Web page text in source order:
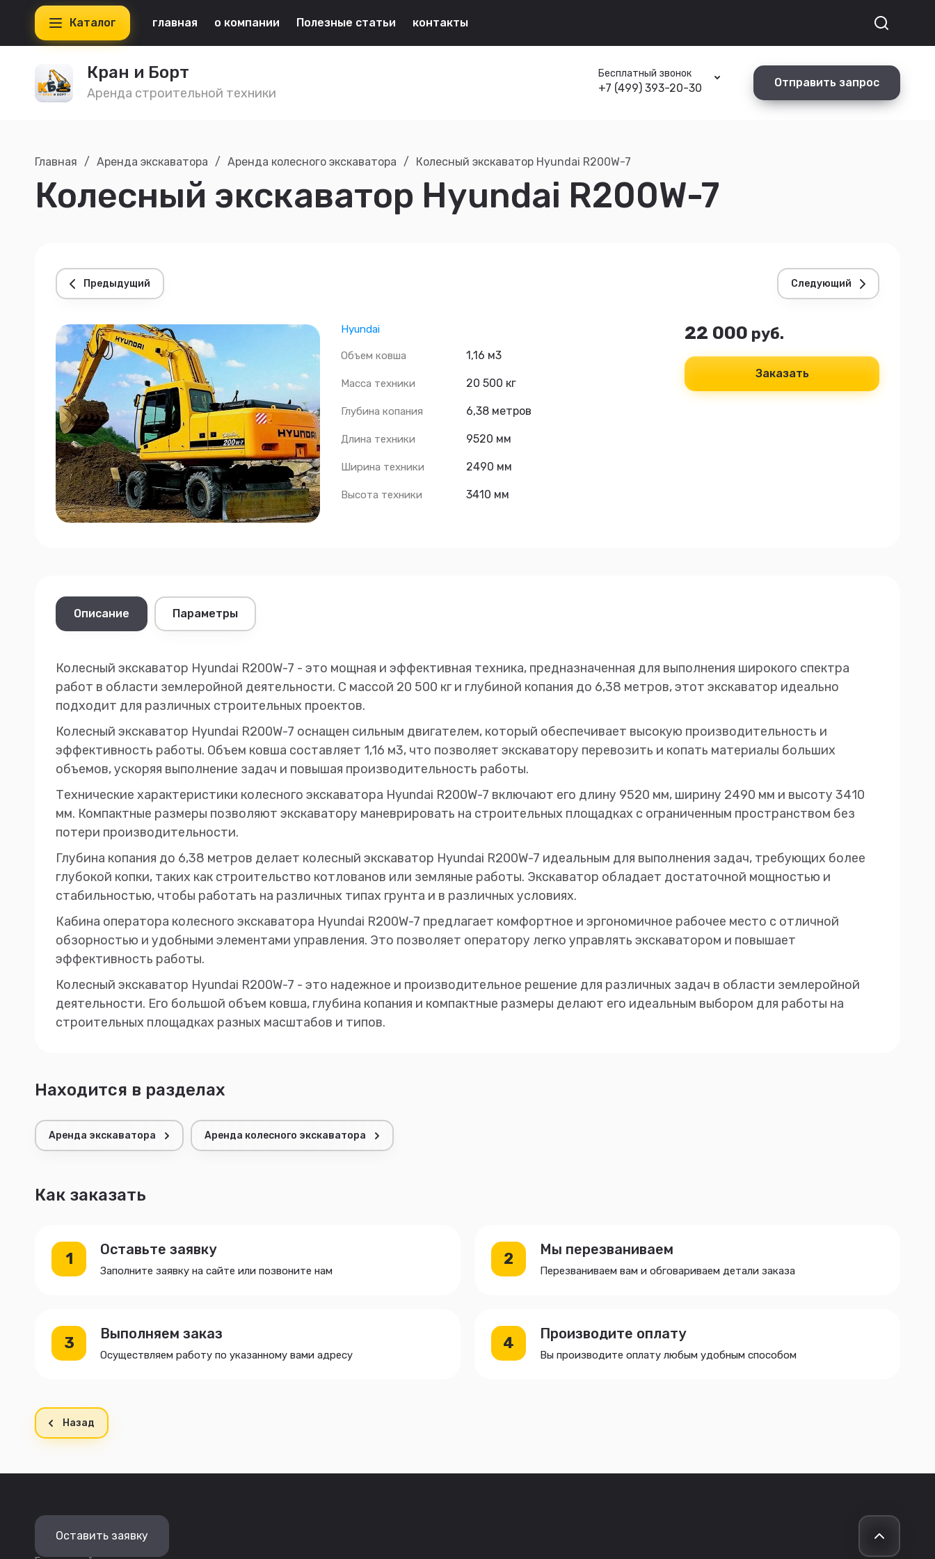
Каталог главная о компании Полезные статьи контакты
Кран и Борт
Аренда строительной техники
Бесплатный звонок
+7 (499) 393-20-30 Отправить запрос
Главная / Аренда экскаватора / Аренда колесного экскаватора / Колесный экскаватор Hyundai R200W-7
Колесный экскаватор Hyundai R200W-7
Предыдущий Следующий
Hyundai
Объем ковша 1,16 м3
Масса техники 20 500 кг
Глубина копания 6,38 метров
Длина техники 9520 мм
Ширина техники 2490 мм
Высота техники 3410 мм
22 000 руб.
Заказать
Описание Параметры
Колесный экскаватор Hyundai R200W-7 - это мощная и эффективная техника, предназначенная для выполнения широкого спектра
работ в области землеройной деятельности. С массой 20 500 кг и глубиной копания до 6,38 метров, этот экскаватор идеально
подходит для различных строительных проектов.
Колесный экскаватор Hyundai R200W-7 оснащен сильным двигателем, который обеспечивает высокую производительность и
эффективность работы. Объем ковша составляет 1,16 м3, что позволяет экскаватору перевозить и копать материалы больших
объемов, ускоряя выполнение задач и повышая производительность работы.
Технические характеристики колесного экскаватора Hyundai R200W-7 включают его длину 9520 мм, ширину 2490 мм и высоту 3410
мм. Компактные размеры позволяют экскаватору маневрировать на строительных площадках с ограниченным пространством без
потери производительности.
Глубина копания до 6,38 метров делает колесный экскаватор Hyundai R200W-7 идеальным для выполнения задач, требующих более
глубокой копки, таких как строительство котлованов или земляные работы. Экскаватор обладает достаточной мощностью и
стабильностью, чтобы работать на различных типах грунта и в различных условиях.
Кабина оператора колесного экскаватора Hyundai R200W-7 предлагает комфортное и эргономичное рабочее место с отличной
обзорностью и удобными элементами управления. Это позволяет оператору легко управлять экскаватором и повышает
эффективность работы.
Колесный экскаватор Hyundai R200W-7 - это надежное и производительное решение для различных задач в области землеройной
деятельности. Его большой объем ковша, глубина копания и компактные размеры делают его идеальным выбором для работы на
строительных площадках разных масштабов и типов.
Находится в разделах
Аренда экскаватора Аренда колесного экскаватора
Как заказать
1 Оставьте заявку
Заполните заявку на сайте или позвоните нам
2 Мы перезваниваем
Перезваниваем вам и обговариваем детали заказа
3 Выполняем заказ
Осуществляем работу по указанному вами адресу
4 Производите оплату
Вы производите оплату любым удобным способом
Назад
Оставить заявку